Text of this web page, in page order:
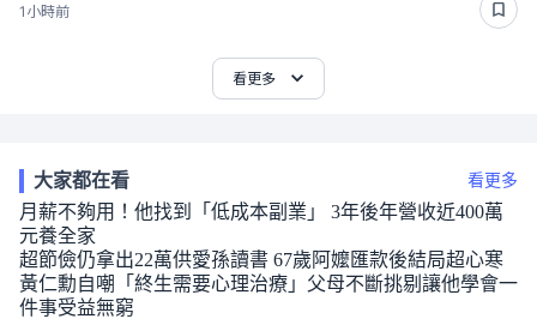
1小時前
看更多
大家都在看 看更多
月薪不夠用！他找到「低成本副業」 3年後年營收近400萬
元養全家
超節儉仍拿出22萬供愛孫讀書 67歲阿嬤匯款後結局超心寒
黃仁勳自嘲「終生需要心理治療」父母不斷挑剔讓他學會一
件事受益無窮